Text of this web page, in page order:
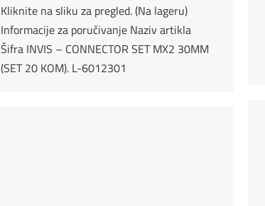
Kliknite na sliku za pregled. (Na lageru)
Informacije za poručivanje Naziv artikla
Šifra INVIS – CONNECTOR SET MX2 30MM
(SET 20 KOM). L-6012301